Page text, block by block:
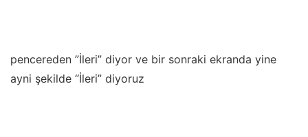
pencereden ”İleri” diyor ve bir sonraki ekranda yine
ayni şekilde “İleri” diyoruz